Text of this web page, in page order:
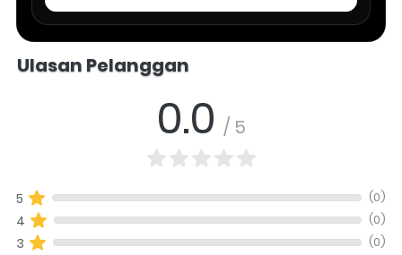
Ulasan Pelanggan
0.0 / 5
5 (0)
4 (0)
3 (0)